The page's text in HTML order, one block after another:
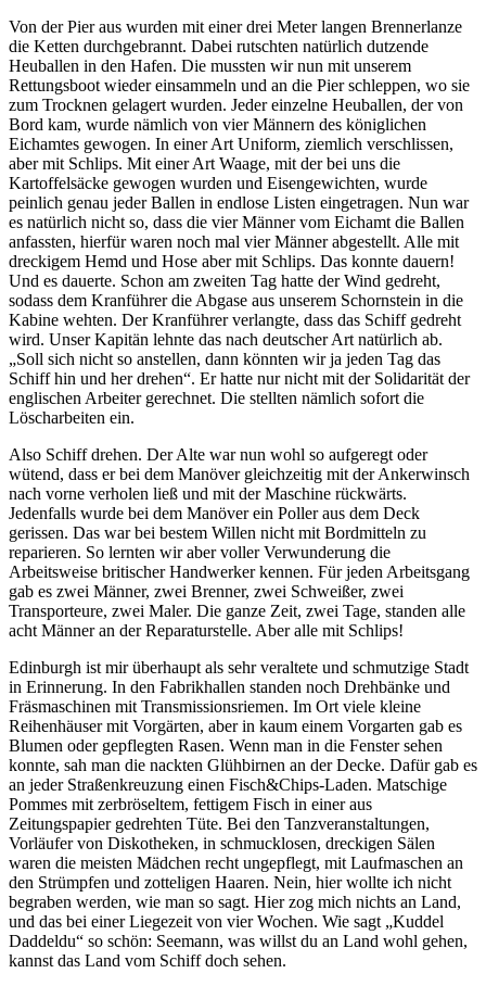
Von der Pier aus wurden mit einer drei Meter langen Brennerlanze
die Ketten durchgebrannt. Dabei rutschten natürlich dutzende
Heuballen in den Hafen. Die mussten wir nun mit unserem
Rettungsboot wieder einsammeln und an die Pier schleppen, wo sie
zum Trocknen gelagert wurden. Jeder einzelne Heuballen, der von
Bord kam, wurde nämlich von vier Männern des königlichen
Eichamtes gewogen. In einer Art Uniform, ziemlich verschlissen,
aber mit Schlips. Mit einer Art Waage, mit der bei uns die
Kartoffelsäcke gewogen wurden und Eisengewichten, wurde
peinlich genau jeder Ballen in endlose Listen eingetragen. Nun war
es natürlich nicht so, dass die vier Männer vom Eichamt die Ballen
anfassten, hierfür waren noch mal vier Männer abgestellt. Alle mit
dreckigem Hemd und Hose aber mit Schlips. Das konnte dauern!
Und es dauerte. Schon am zweiten Tag hatte der Wind gedreht,
sodass dem Kranführer die Abgase aus unserem Schornstein in die
Kabine wehten. Der Kranführer verlangte, dass das Schiff gedreht
wird. Unser Kapitän lehnte das nach deutscher Art natürlich ab.
Soll sich nicht so anstellen, dann könnten wir ja jeden Tag das
Schiff hin und her drehen . Er hatte nur nicht mit der Solidarität der
englischen Arbeiter gerechnet. Die stellten nämlich sofort die
Löscharbeiten ein.
Also Schiff drehen. Der Alte war nun wohl so aufgeregt oder
wütend, dass er bei dem Manöver gleichzeitig mit der Ankerwinsch
nach vorne verholen ließ und mit der Maschine rückwärts.
Jedenfalls wurde bei dem Manöver ein Poller aus dem Deck
gerissen. Das war bei bestem Willen nicht mit Bordmitteln zu
reparieren. So lernten wir aber voller Verwunderung die
Arbeitsweise britischer Handwerker kennen. Für jeden Arbeitsgang
gab es zwei Männer, zwei Brenner, zwei Schweißer, zwei
Transporteure, zwei Maler. Die ganze Zeit, zwei Tage, standen alle
acht Männer an der Reparaturstelle. Aber alle mit Schlips!
Edinburgh ist mir überhaupt als sehr veraltete und schmutzige Stadt
in Erinnerung. In den Fabrikhallen standen noch Drehbänke und
Fräsmaschinen mit Transmissionsriemen. Im Ort viele kleine
Reihenhäuser mit Vorgärten, aber in kaum einem Vorgarten gab es
Blumen oder gepflegten Rasen. Wenn man in die Fenster sehen
konnte, sah man die nackten Glühbirnen an der Decke. Dafür gab es
an jeder Straßenkreuzung einen Fisch&Chips-Laden. Matschige
Pommes mit zerbröseltem, fettigem Fisch in einer aus
Zeitungspapier gedrehten Tüte. Bei den Tanzveranstaltungen,
Vorläufer von Diskotheken, in schmucklosen, dreckigen Sälen
waren die meisten Mädchen recht ungepflegt, mit Laufmaschen an
den Strümpfen und zotteligen Haaren. Nein, hier wollte ich nicht
begraben werden, wie man so sagt. Hier zog mich nichts an Land,
und das bei einer Liegezeit von vier Wochen. Wie sagt
Kuddel
Daddeldu
so schön: Seemann, was willst du an Land wohl gehen,
kannst das Land vom Schiff doch sehen.